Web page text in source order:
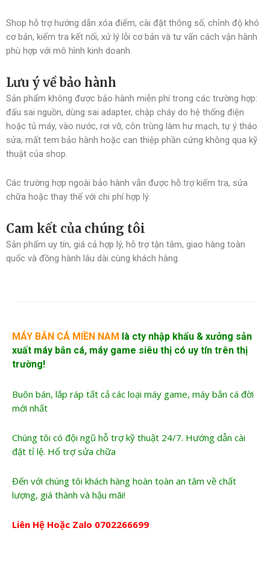
Shop hỗ trợ hướng dẫn xóa điểm, cài đặt thông số, chỉnh độ khó
cơ bản, kiểm tra kết nối, xử lý lỗi cơ bản và tư vấn cách vận hành
phù hợp với mô hình kinh doanh.
Lưu ý về bảo hành
Sản phẩm không được bảo hành miễn phí trong các trường hợp:
đấu sai nguồn, dùng sai adapter, chập cháy do hệ thống điện
hoặc tủ máy, vào nước, rơi vỡ, côn trùng làm hư mạch, tự ý tháo
sửa, mất tem bảo hành hoặc can thiệp phần cứng không qua kỹ
thuật của shop.
Các trường hợp ngoài bảo hành vẫn được hỗ trợ kiểm tra, sửa
chữa hoặc thay thế với chi phí hợp lý.
Cam kết của chúng tôi
Sản phẩm uy tín, giá cả hợp lý, hỗ trợ tận tâm, giao hàng toàn
quốc và đồng hành lâu dài cùng khách hàng.
MÁY BẮN CÁ MIỀN NAM là cty nhập khẩu & xưởng sản
xuất máy bắn cá, máy game siêu thị có uy tín trên thị
trường!
Buôn bán, lắp ráp tất cả các loại máy game, máy bắn cá đời
mới nhất
Chúng tôi có đội ngũ hỗ trợ kỹ thuật 24/7. Hướng dẫn cài
đặt tỉ lệ. Hổ trợ sửa chữa
Đến với chúng tôi khách hàng hoàn toàn an tâm về chất
lượng, giá thành và hậu mãi!
Liên Hệ Hoặc Zalo 0702266699